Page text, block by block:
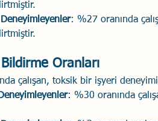
: %27 oranında
Oranları
çalışan, toksik bir işyeri
: %30 oranında